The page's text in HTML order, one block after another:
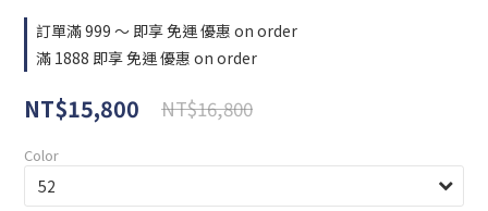
訂單滿 999 ～ 即享 免運 優惠 on order
滿 1888 即享 免運 優惠 on order
NT$15,800 NT$16,800
Color